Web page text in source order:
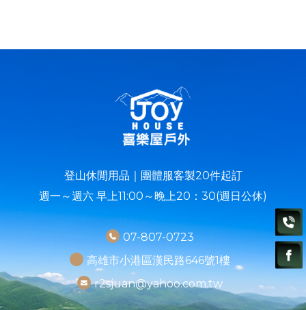
登山休閒用品｜團體服客製20件起訂
週一～週六 早上11:00～晚上20：30(週日公休)
07-807-0723
高雄市小港區漢民路646號1樓
r2sjuan@yahoo.com.tw